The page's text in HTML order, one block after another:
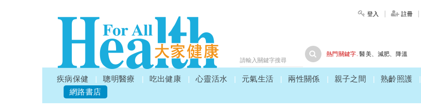
登入 註冊
熱門關鍵字. 醫美、 減肥、 降溫
疾病保健 聰明醫療 吃出健康 心靈活水 元氣生活 兩性關係 親子之間 熟齡照護
網路書店